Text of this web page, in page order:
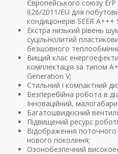
Європейського союзу
626/2011/EU для
кондиціонерів SEER A+++
Екстра низький рівень
суцільнолитий
безшовного
Вищий клас
комплектація за типом
Generation V;
Стильний і компактний
Безперебійна робота в
Інноваційний,
Багатошвидкісний
Підвищений ресурс
Відображення
нового покоління;
Озонобезпечний